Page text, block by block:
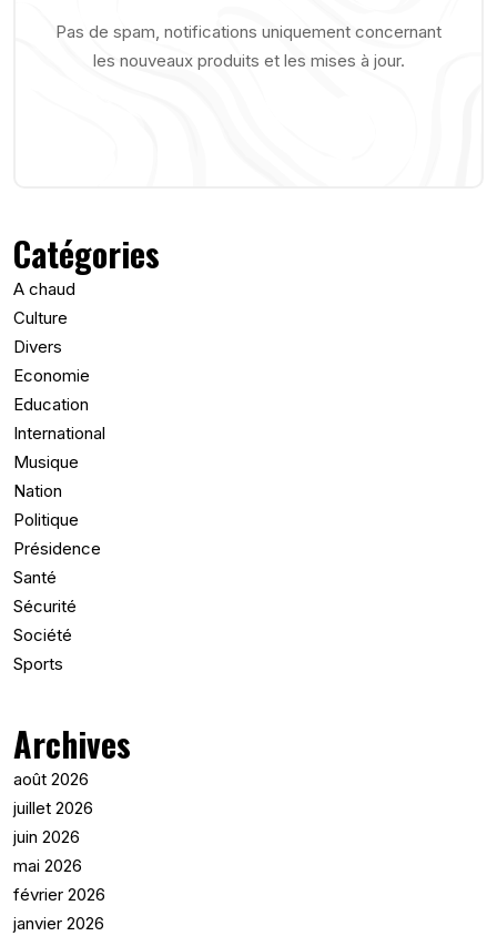
Pas de spam, notifications uniquement concernant
les nouveaux produits et les mises à jour.
Catégories
A chaud
Culture
Divers
Economie
Education
International
Musique
Nation
Politique
Présidence
Santé
Sécurité
Société
Sports
Archives
août 2026
juillet 2026
juin 2026
mai 2026
février 2026
janvier 2026